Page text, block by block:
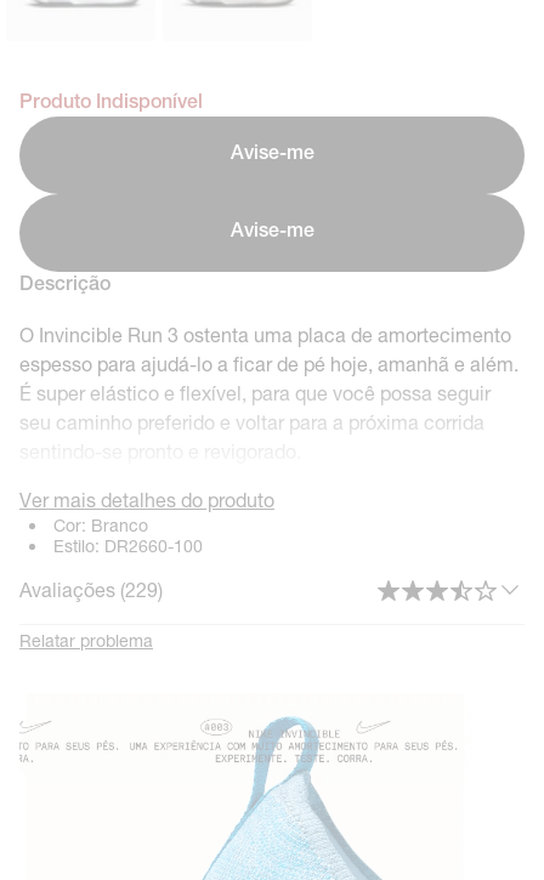
Produto Indisponível
Avise-me
Avise-me
Descrição
O Invincible Run 3 ostenta uma placa de amortecimento
espesso para ajudá-lo a ficar de pé hoje, amanhã e além.
É super elástico e flexível, para que você possa seguir
seu caminho preferido e voltar para a próxima corrida
Suporte: Alto
Quanto mais suporte o tênis proporciona, mais
estabilidade ele pode dar ao seu passo natural. Uma
combinação de suporte ajustado e amortecimento
a cada passo. O Invincible 3 possui alta tecnologia de
suporte, com amortecimento e estabilidade
intencionalmente colocados e moldados para proteger
seu pé dos efeitos da pronação.
Ver mais detalhes do produto
Cor: Branco
Estilo: DR2660-100
Avaliações (229)
Relatar problema